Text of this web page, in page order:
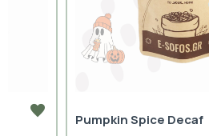
Pumpkin Spice Decaf